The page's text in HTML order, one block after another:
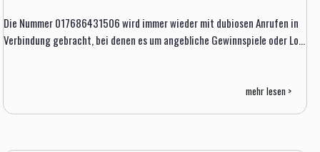
Die Nummer 017686431506 wird immer wieder mit dubiosen Anrufen in
Verbindung gebracht, bei denen es um angebliche Gewinnspiele oder Lo...
mehr lesen >